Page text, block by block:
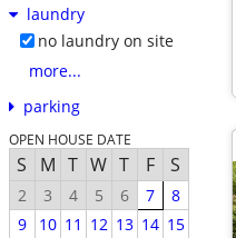
laundry
no laundry on site
more...
parking
OPEN HOUSE DATE
S M T W T F S
2 3 4 5 6 7
8
9
10 11 12 13 14 15